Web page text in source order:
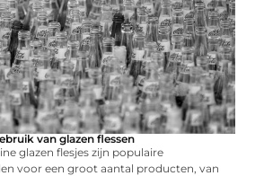
van glazen flessen
glazen flesjes zijn populaire
voor een groot aantal producten, van